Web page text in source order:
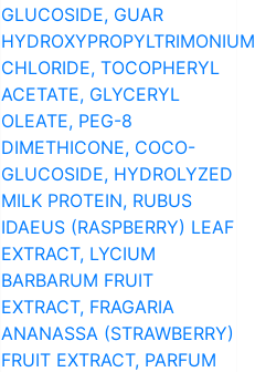
GLUCOSIDE, GUAR
HYDROXYPROPYLTRIMONIUM
CHLORIDE, TOCOPHERYL
ACETATE, GLYCERYL
OLEATE, PEG-8
DIMETHICONE, COCO-
GLUCOSIDE, HYDROLYZED
MILK PROTEIN, RUBUS
IDAEUS (RASPBERRY) LEAF
EXTRACT, LYCIUM
BARBARUM FRUIT
EXTRACT, FRAGARIA
ANANASSA (STRAWBERRY)
FRUIT EXTRACT, PARFUM